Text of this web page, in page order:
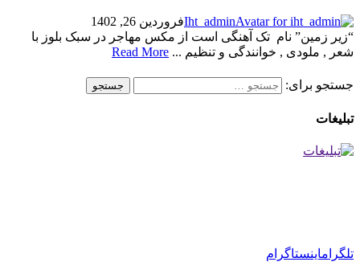
Iht_adminفروردین 26, 1402
“زیر زمین” نام تک آهنگی است از مکس مهاجر در سبک بلوز با
شعر , ملودی , خوانندگی و تنظیم ... Read More
جستجو برای:
تبلیغات
تلگراماینستاگرام